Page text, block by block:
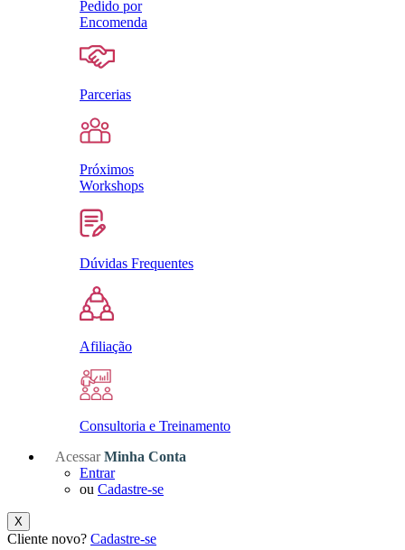
Pedido por
Encomenda
Parcerias
Próximos
Workshops
Dúvidas Frequentes
Afiliação
Consultoria e Treinamento
Acessar Minha Conta
Entrar
ou Cadastre-se
X
Cliente novo? Cadastre-se